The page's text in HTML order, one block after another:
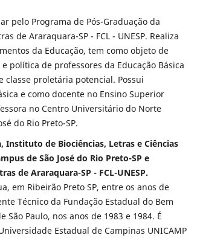
pelo Programa de Pós-Graduação da
de Araraquara-SP - FCL - UNESP. Realiza
da Educação, tem como objeto de
política de professores da Educação Básica
classe proletária potencial. Possui
e como docente no Ensino Superior
no Centro Universitário do Norte
do Rio Preto-SP.
Instituto de Biociências, Letras e Ciências
de São José do Rio Preto-SP e
de Araraquara-SP - FCL-UNESP.
em Ribeirão Preto SP, entre os anos de
Técnico da Fundação Estadual do Bem
São Paulo, nos anos de 1983 e 1984. É
Estadual de Campinas UNICAMP